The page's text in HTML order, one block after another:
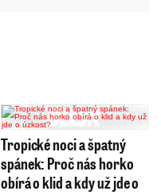
Tropické noci a špatný
spánek: Proč nás horko
obírá o klid a kdy už jde o